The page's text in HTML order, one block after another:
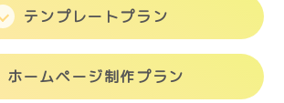
テンプレートプラン
ホームページ制作プラン